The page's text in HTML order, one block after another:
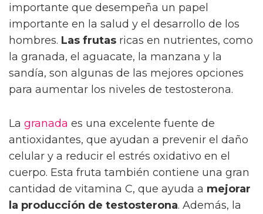
importante que desempeña un papel
importante en la salud y el desarrollo de los
hombres. Las frutas ricas en nutrientes, como
la granada, el aguacate, la manzana y la
sandía, son algunas de las mejores opciones
para aumentar los niveles de testosterona.
La granada es una excelente fuente de
antioxidantes, que ayudan a prevenir el daño
celular y a reducir el estrés oxidativo en el
cuerpo. Esta fruta también contiene una gran
cantidad de vitamina C, que ayuda a mejorar
la producción de testosterona. Además, la